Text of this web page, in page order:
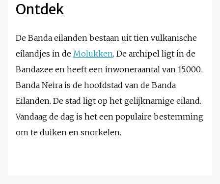
Ontdek
De Banda eilanden bestaan uit tien vulkanische
eilandjes in de Molukken. De archipel ligt in de
Bandazee en heeft een inwoneraantal van 15.000.
Banda Neira is de hoofdstad van de Banda
Eilanden. De stad ligt op het gelijknamige eiland.
Vandaag de dag is het een populaire bestemming
om te duiken en snorkelen.